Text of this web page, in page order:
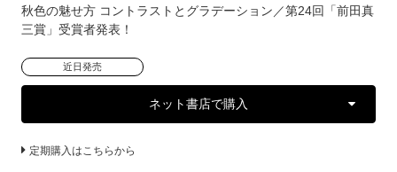
秋色の魅せ方 コントラストとグラデーション／第24回「前田真
三賞」受賞者発表！
近日発売
ネット書店で購入
定期購入はこちらから